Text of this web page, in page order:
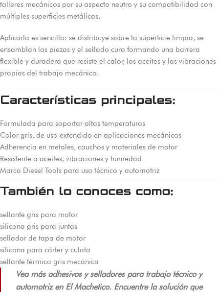
talleres mecánicos por su aspecto neutro y su compatibilidad con
múltiples superficies metálicas.
Aplicarla es sencillo: se distribuye sobre la superficie limpia, se
ensamblan las piezas y el sellado cura formando una barrera
flexible y duradera que resiste el calor, los aceites y las vibraciones
propias del trabajo mecánico.
Características principales:
Formulada para soportar altas temperaturas
Color gris, de uso extendido en aplicaciones mecánicas
Adherencia en metales, cauchos y materiales de motor
Resistente a aceites, vibraciones y humedad
Marca Diesel Tools para uso técnico y automotriz
También lo conoces como:
sellante gris para motor
silicona gris para juntas
sellador de tapa de motor
silicona para cárter y culata
sellante térmico gris mecánica
Vea más adhesivos y selladores para trabajo técnico y
automotriz en El Machetico. Encuentre la solución que